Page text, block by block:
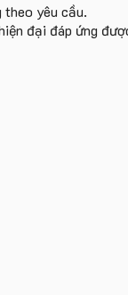
theo yêu cầu.
đại đáp ứng